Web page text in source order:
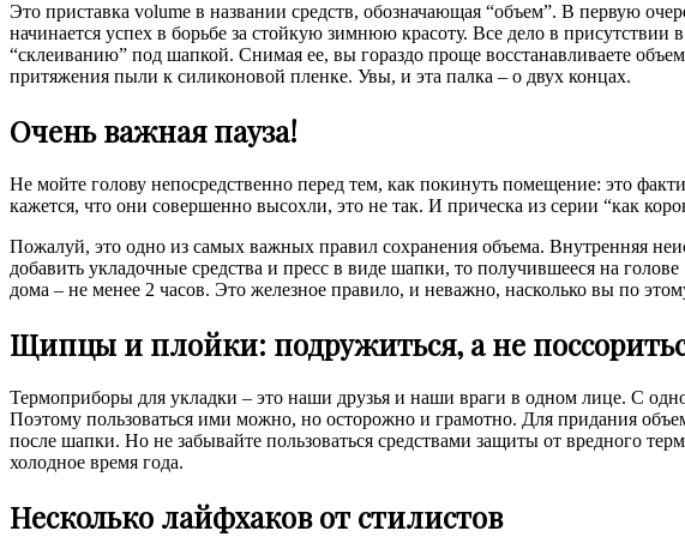
Это приставка volume в названии средств, обозначающая “объем”. В первую
начинается успех в борьбе за стойкую зимнюю красоту. Все дело в
“склеиванию” под шапкой. Снимая ее, вы гораздо проще восстанавливаете
притяжения пыли к силиконовой пленке. Увы, и эта палка – о двух концах.
Очень важная пауза!
Не мойте голову непосредственно перед тем, как покинуть помещение: это
кажется, что они совершенно высохли, это не так. И прическа из серии “как
Пожалуй, это одно из самых важных правил сохранения объема. Внутренняя
добавить укладочные средства и пресс в виде шапки, то получившееся на
дома – не менее 2 часов. Это железное правило, и неважно, насколько вы по
Щипцы и плойки: подружиться, а не
Термоприборы для укладки – это наши друзья и наши враги в одном лице. С
Поэтому пользоваться ими можно, но осторожно и грамотно. Для придания
после шапки. Но не забывайте пользоваться средствами защиты от вредного
холодное время года.
Несколько лайфхаков от стилистов